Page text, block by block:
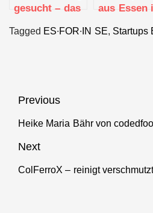
gesucht – das
für Gesundheit
aus Essen
Portrait
Tagged ES∙FOR∙IN SE, Startups
Beitragsnavigation
Previous
Previous
Heike Maria Bähr von
Next
Next
ColFerroX – reinigt